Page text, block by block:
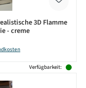
3D Flamme
- creme
Verfügbarkeit: